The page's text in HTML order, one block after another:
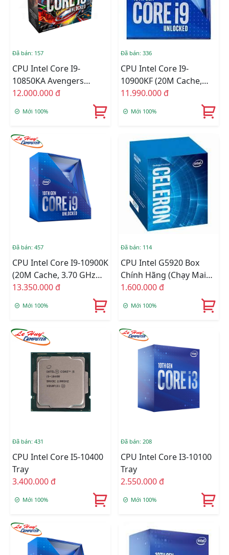
Đã bán: 157
CPU Intel Core I9-
10850KA Avengers
Edition / 20MB / 3.6GHz /
12.000.000 đ
Mới 100%
Đã bán: 336
CPU Intel Core I9-
10900KF (20M Cache,
3.70 GHz Up To 5.30
1200, Comet Lake-S)
11.990.000 đ
Mới 100%
Đã bán: 457
CPU Intel Core I9-10900K
(20M Cache, 3.70 GHz
Up To 5.30 GHz, 10C20T,
Lake-S) Chính Hãng
13.350.000 đ
Mới 100%
Đã bán: 114
CPU Intel G5920 Box
Chính Hãng (chạy Main
H4XX)
1.600.000 đ
Mới 100%
Đã bán: 431
CPU Intel Core I5-10400
Tray
3.400.000 đ
Mới 100%
Đã bán: 208
CPU Intel Core I3-10100
Tray
2.550.000 đ
Mới 100%